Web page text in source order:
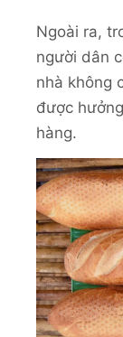
Ngoài ra,
người dân
nhà không
được
hàng.